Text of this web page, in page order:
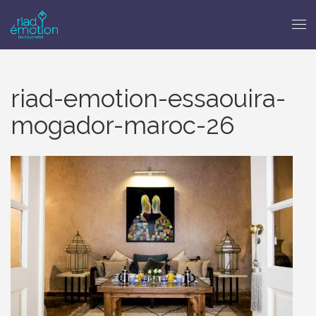
riad-emotion-essaouira-
mogador-maroc-26